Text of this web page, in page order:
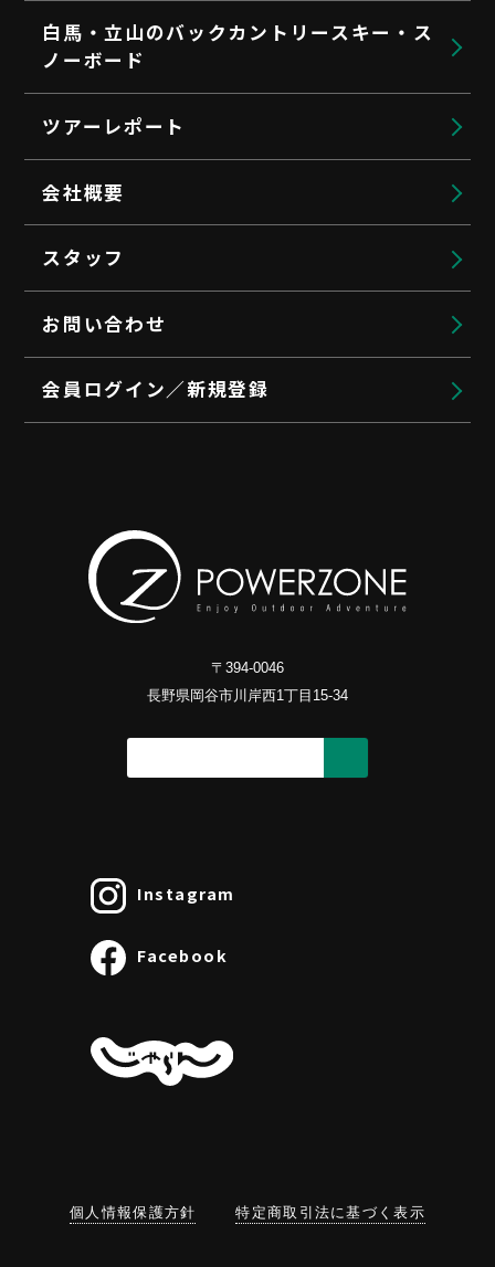
白馬・立山のバックカントリースキー・ス
ノーボード
ツアーレポート
会社概要
スタッフ
お問い合わせ
会員ログイン／新規登録
〒394-0046
長野県岡谷市川岸西1丁目15-34
Instagram
Facebook
個人情報保護方針 特定商取引法に基づく表示